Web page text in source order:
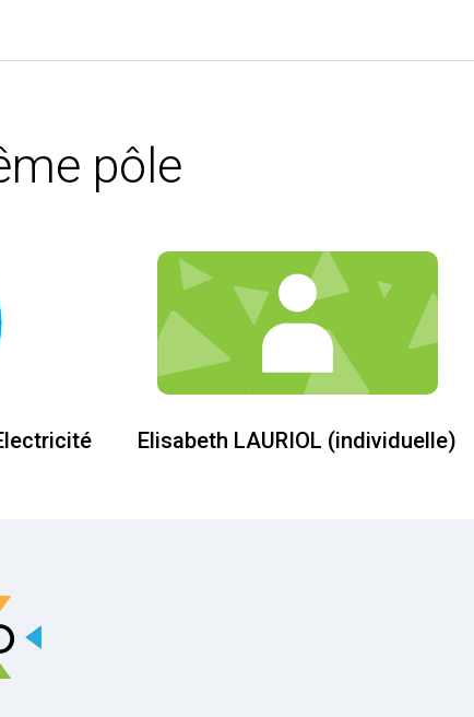
pôle
Elisabeth LAURIOL (individuelle)